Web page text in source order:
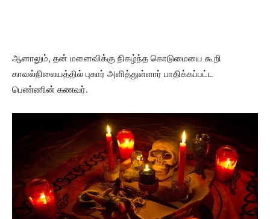
ஆனாலும், தன் மனைவிக்கு நிகழ்ந்த கொடுமையை கூறி
காவல்நிலையத்தில் புகார் அளித்துள்ளார் பாதிக்கப்பட்ட
பெண்ணின் கணவர்.